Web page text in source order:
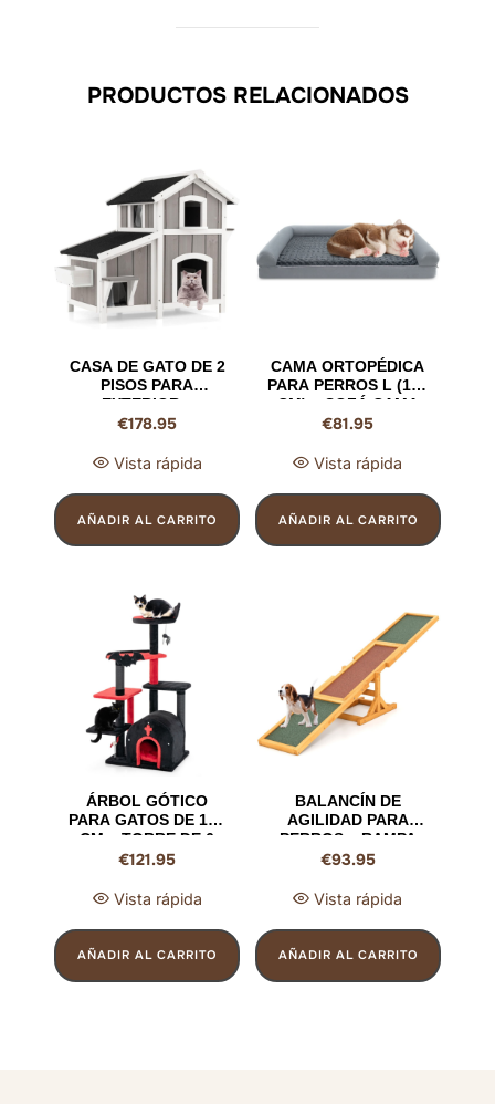
PRODUCTOS RELACIONADOS
CASA DE GATO DE 2
PISOS PARA
EXTERIOR –
REFUGIO DE
IMPERMEABLE CON
MÚLTIPLES
PUERTAS DE
€178.95
Vista rápida
AÑADIR AL CARRITO
CAMA ORTOPÉDICA
PARA PERROS L (113
CM) – SOFÁ CAMA
DE ESPUMA EN
CON REBORDES Y
(GRIS, 36 KG)
€81.95
Vista rápida
AÑADIR AL CARRITO
ÁRBOL GÓTICO
PARA GATOS DE 134
CM – TORRE DE 6
NIVELES CON CAMA,
BOLAS DE RESORTE
(ROJO Y NEGRO)
€121.95
Vista rápida
AÑADIR AL CARRITO
BALANCÍN DE
AGILIDAD PARA
PERROS – RAMPA
ANTIDESLIZANTE DE
PARA
EJERCICIO
INTERIOR/EXTERIOR
€93.95
Vista rápida
AÑADIR AL CARRITO